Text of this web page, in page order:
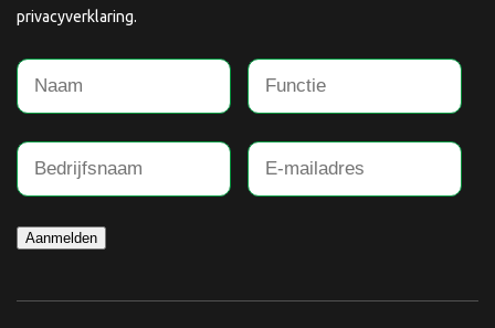
privacyverklaring.
Aanmelden